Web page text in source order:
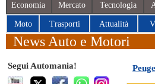
Economia Mercato Tecnologia
Moto Trasporti Attualità
News Auto e Motori
Segui Automania!